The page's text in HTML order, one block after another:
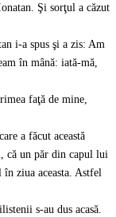
Şi sorţul a căzut
i-a spus şi a zis: Am
în mână: iată-mă,
faţă de mine,
a făcut această
că un păr din capul lui
ziua aceasta. Astfel
s-au dus acasă.